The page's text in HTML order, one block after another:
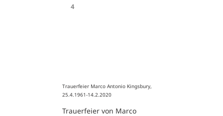
4
Trauerfeier Marco Antonio Kingsbury,
25.4.1961-14.2.2020
Trauerfeier von Marco